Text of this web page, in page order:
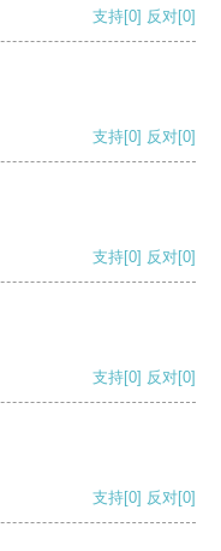
支持[0] 反对[0]
支持[0] 反对[0]
支持[0] 反对[0]
支持[0] 反对[0]
支持[0] 反对[0]